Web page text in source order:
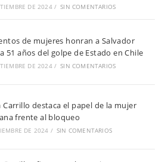
DE 2024 / SIN COMENTARIOS
de mujeres honran a Salvador
51 años del golpe de Estado en Chile
DE 2024 / SIN COMENTARIOS
Carrillo destaca el papel de la mujer
frente al bloqueo
DE 2024 / SIN COMENTARIOS